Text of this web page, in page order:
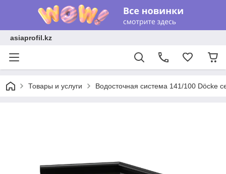
asiaprofil.kz
Товары и услуги Водосточная система 141/100 Döcke